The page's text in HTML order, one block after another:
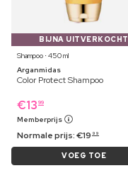
BIJNA UITVERKOCHT
Shampoo ⋅ 450 ml
Arganmidas
Color Protect Shampoo
€13 99
Memberprijs
Normale prijs:€19 99
VOEG TOE